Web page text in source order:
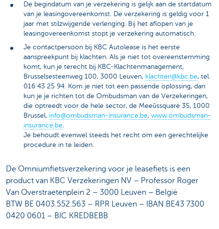
De begindatum van je verzekering is gelijk aan de startdatum
van je leasingovereenkomst. De verzekering is geldig voor 1
jaar met stilzwijgende verlenging. Bij het aflopen van je
leasingovereenkomst stopt je verzekering automatisch.
Je contactpersoon bij KBC Autolease is het eerste
aanspreekpunt bij klachten. Als je niet tot overeenstemming
komt, kun je terecht bij KBC-Klachtenmanagement,
Brusselsesteenweg 100, 3000 Leuven, klachten@kbc.be, tel.
016 43 25 94. Kom je niet tot een passende oplossing, dan
kun je je richten tot de Ombudsman van de Verzekeringen,
die optreedt voor de hele sector, de Meeûssquare 35, 1000
Brussel, info@ombudsman-insurance.be, www.ombudsman-
insurance.be.
Je behoudt evenwel steeds het recht om een gerechtelijke
procedure in te leiden.
De Omniumfietsverzekering voor je leasefiets is een
product van KBC Verzekeringen NV – Professor Roger
Van Overstraetenplein 2 – 3000 Leuven – België
BTW BE 0403.552.563 – RPR Leuven – IBAN BE43 7300
0420 0601 – BIC KREDBEBB